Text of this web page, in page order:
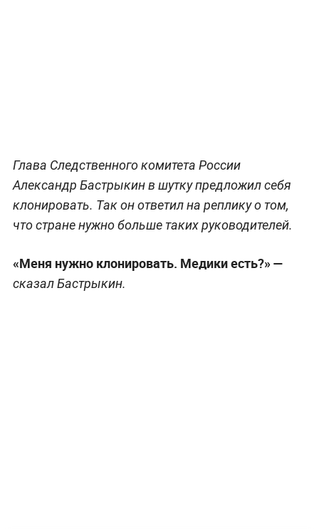
Глава Следственного комитета России
Александр Бастрыкин в шутку предложил себя
клонировать. Так он ответил на реплику о том,
что стране нужно больше таких руководителей.
«Меня нужно клонировать. Медики есть?» —
сказал Бастрыкин.